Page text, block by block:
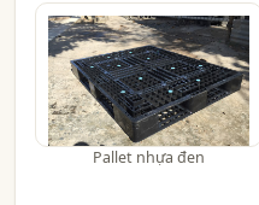
Pallet nhựa đen